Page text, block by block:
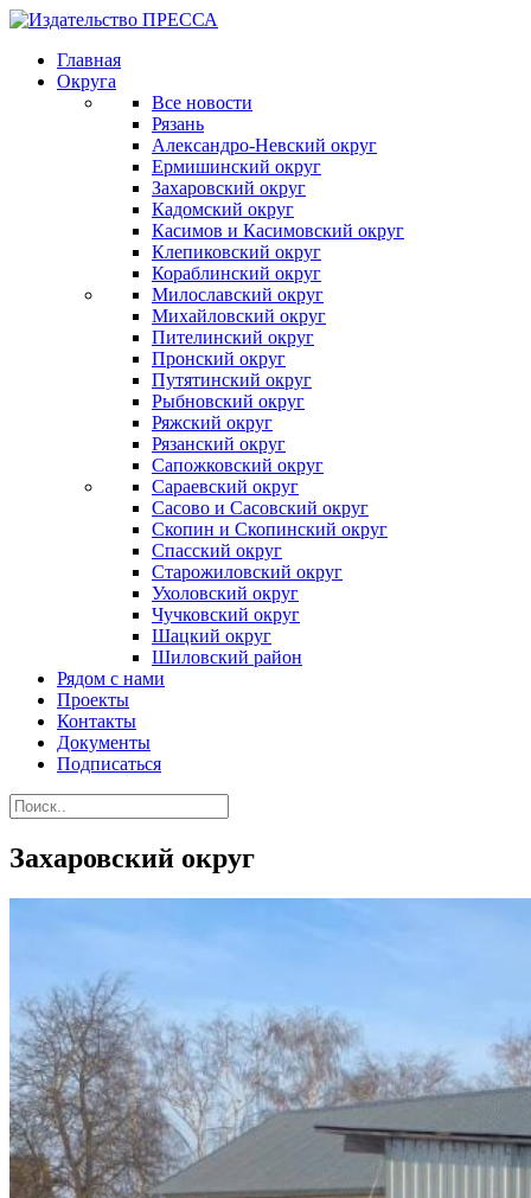
Главная
Округа
Все новости
Рязань
Александро-Невский округ
Ермишинский округ
Захаровский округ
Кадомский округ
Касимов и Касимовский округ
Клепиковский округ
Кораблинский округ
Милославский округ
Михайловский округ
Пителинский округ
Пронский округ
Путятинский округ
Рыбновский округ
Ряжский округ
Рязанский округ
Сапожковский округ
Сараевский округ
Сасово и Сасовский округ
Скопин и Скопинский округ
Спасский округ
Старожиловский округ
Ухоловский округ
Чучковский округ
Шацкий округ
Шиловский район
Рядом с нами
Проекты
Контакты
Документы
Подписаться
Захаровский округ